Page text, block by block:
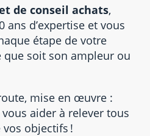
de conseil achats,
ans d’expertise et vous
étape de votre
soit son ampleur ou
mise en œuvre :
aider à relever tous
objectifs !